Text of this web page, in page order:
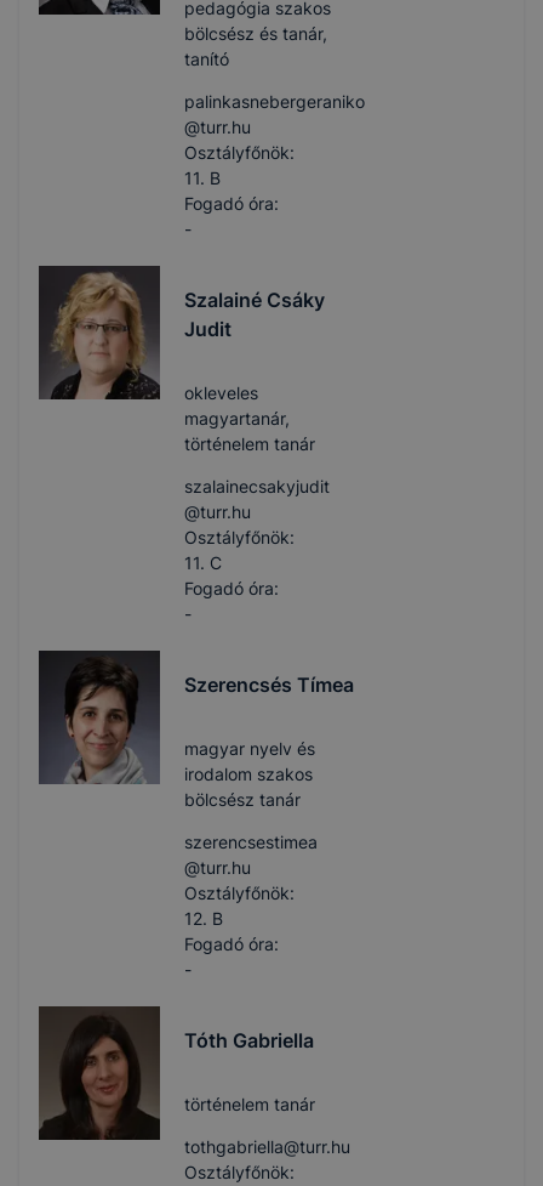
pedagógia szakos
bölcsész és tanár,
tanító
palinkasnebergeraniko​
@turr.hu
Osztályfőnök:
11. B
Fogadó óra:
-
Szalainé Csáky
Judit
okleveles
magyartanár,
történelem tanár
szalainecsakyjudit​
@turr.hu
Osztályfőnök:
11. C
Fogadó óra:
-
Szerencsés Tímea
magyar nyelv és
irodalom szakos
bölcsész tanár
szerencsestimea​
@turr.hu
Osztályfőnök:
12. B
Fogadó óra:
-
Tóth Gabriella
történelem tanár
tothgabriella​@turr.hu
Osztályfőnök: